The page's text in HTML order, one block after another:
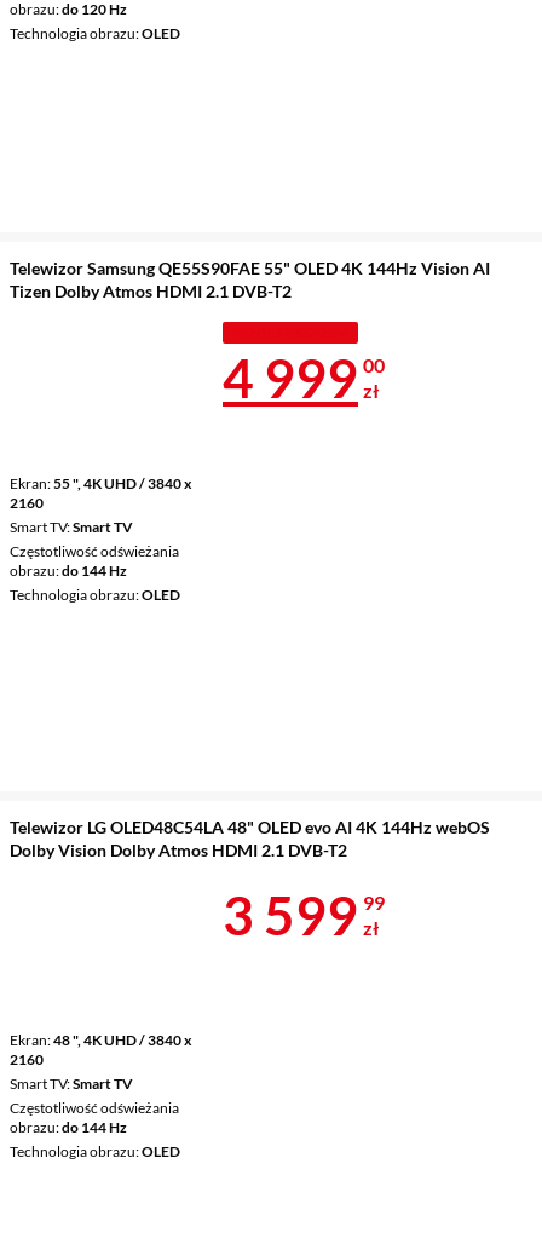
obrazu do 120 Hz
Technologia obrazu OLED
Telewizor Samsung QE55S90FAE 55" OLED 4K 144Hz Vision AI
Tizen Dolby Atmos HDMI 2.1 DVB-T2
Ekran 55 ", 4K UHD / 3840 x
2160
Smart TV Smart TV
Częstotliwość odświeżania
obrazu do 144 Hz
Technologia obrazu OLED
Cena 4 999 zł
4 999 00
zł
Telewizor LG OLED48C54LA 48" OLED evo AI 4K 144Hz webOS
Dolby Vision Dolby Atmos HDMI 2.1 DVB-T2
Ekran 48 ", 4K UHD / 3840 x
2160
Smart TV Smart TV
Częstotliwość odświeżania
obrazu do 144 Hz
Technologia obrazu OLED
Cena 3
3 599 99
zł